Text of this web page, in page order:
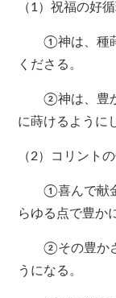
（1）祝福の好
①神は、種蒔
くださる。
②神は、豊か
に蒔けるように
（2）コリント
①喜んで献金
らゆる点で豊か
②その豊かさ
うになる。